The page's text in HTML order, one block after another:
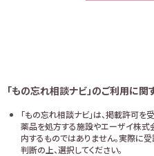
「もの忘れ相談ナビ」のご利用に
「もの忘れ相談ナビ」は、掲載許可
薬品を処方する施設やエーザイ株式
内するものではありません。実際に
判断の上、選択してください。